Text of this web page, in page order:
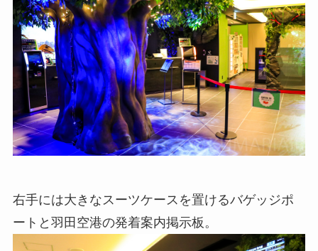
右手には大きなスーツケースを置けるバゲッジポ
ートと羽田空港の発着案内掲示板。